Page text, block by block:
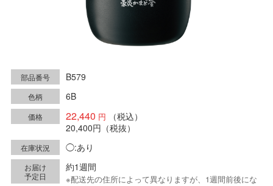
部品番号 B579
色柄 6B
価格 22,440
（税込）
20,400円 （税抜）
在庫状況 ◯:あり
お届け
予定日
約1週間
※配送先の住所によって異なりますが、1週間前後にな